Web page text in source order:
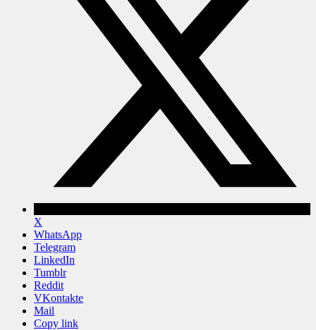
X
WhatsApp
Telegram
LinkedIn
Tumblr
Reddit
VKontakte
Mail
Copy link